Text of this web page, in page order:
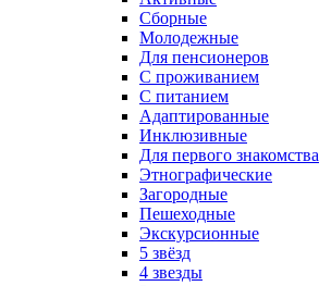
Сборные
Молодежные
Для пенсионеров
С проживанием
С питанием
Адаптированные
Инклюзивные
Для первого знакомства
Этнографические
Загородные
Пешеходные
Экскурсионные
5 звёзд
4 звезды